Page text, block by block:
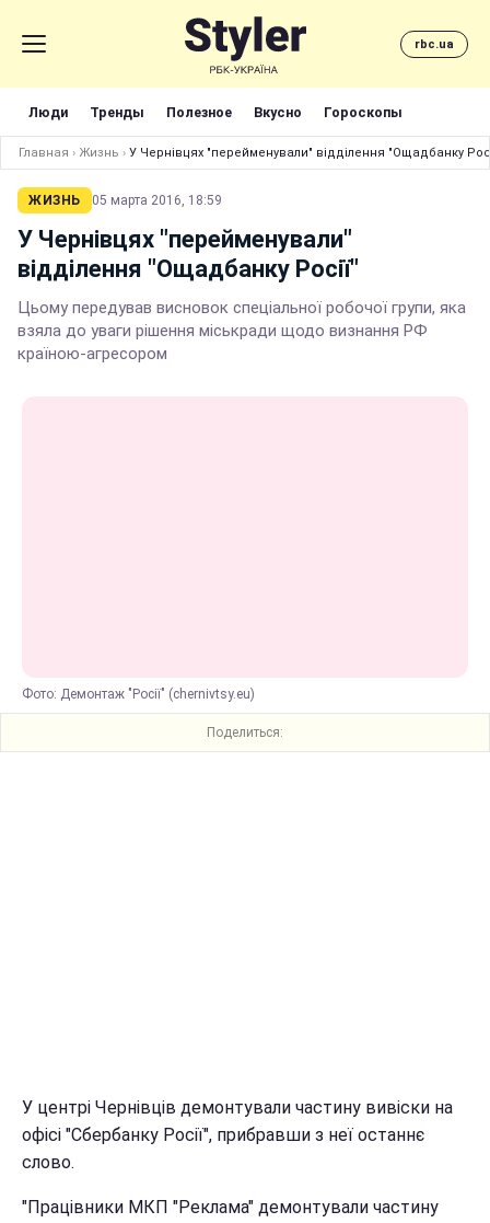
rbc.ua
Люди Тренды Полезное Вкусно Гороскопы
Главная › Жизнь › У Чернівцях "перейменували" відділення "Ощадбанку
ЖИЗНЬ 05 марта 2016, 18:59
У Чернівцях "перейменували"
відділення "Ощадбанку Росії"
Цьому передував висновок спеціальної робочої групи, яка
взяла до уваги рішення міськради щодо визнання РФ
країною-агресором
Фото: Демонтаж "Росії" (chernivtsy.eu)
Поделиться:
У центрі Чернівців демонтували частину вивіски на
офісі "Сбербанку Росії", прибравши з неї останнє
слово.
"Працівники МКП "Реклама" демонтували частину